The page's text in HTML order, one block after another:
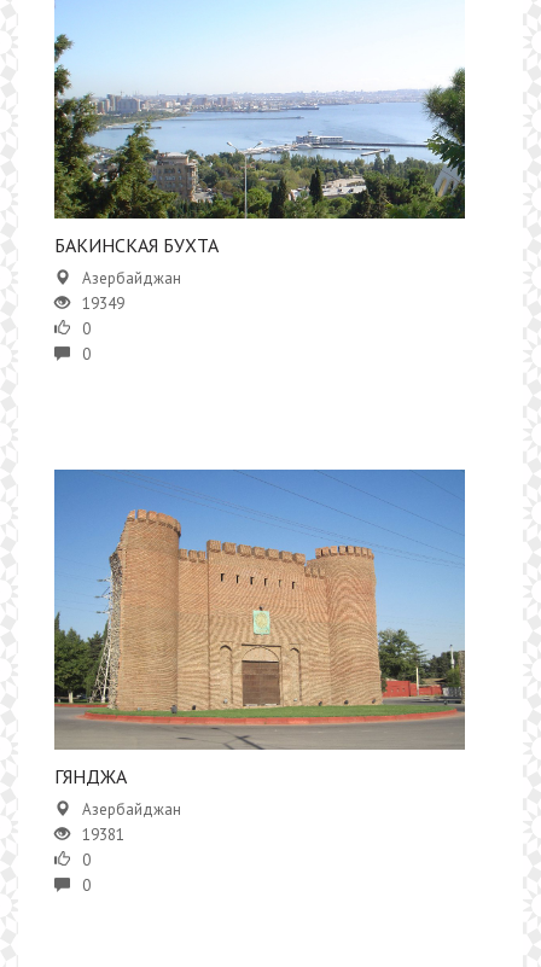
БАКИНСКАЯ БУХТА
Азербайджан
19349
0
0
ГЯНДЖА
Азербайджан
19381
0
0